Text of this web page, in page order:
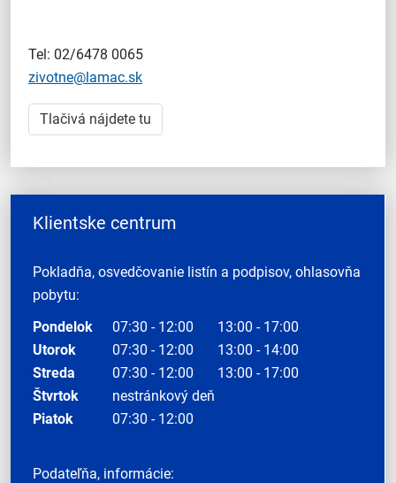
Tel: 02/6478 0065
zivotne@lamac.sk
Tlačivá nájdete tu
Klientske centrum
Pokladňa, osvedčovanie listín a podpisov, ohlasovňa
pobytu:
Pondelok
07:30 - 12:00
13:00 - 17:00
Utorok
07:30 - 12:00
13:00 - 14:00
Streda
07:30 - 12:00
13:00 - 17:00
Štvrtok
nestránkový deň
Piatok
07:30 - 12:00
Podateľňa, informácie: